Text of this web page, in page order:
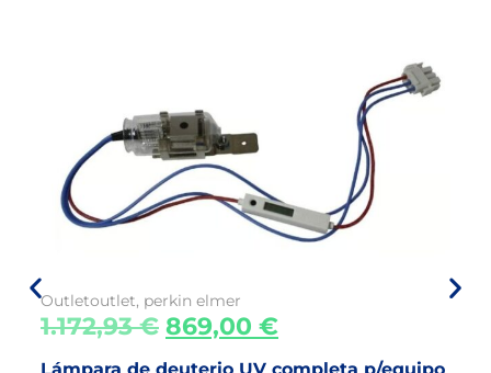
Outletoutlet, perkin elmer
1.172,93€ 869,00 €
Lámpara de deuterio UV completa p/equipo